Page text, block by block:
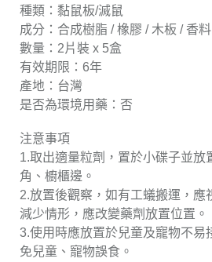
種類：黏鼠板/滅鼠
成分：合成樹脂 / 橡膠 / 木板 / 香料
數量：2片裝 x 5盒
有效期限：6年
產地：台灣
是否為環境用藥：否
注意事項
1.取出適量粒劑，置於小碟子並放
角、櫥櫃邊。
2.放置後觀察，如有工蟻搬運，應
減少情形，應改變藥劑放置位置。
3.使用時應放置於兒童及寵物不易
免兒童、寵物誤食。